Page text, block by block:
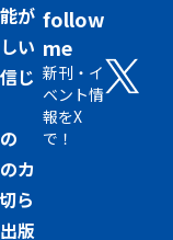
が
い
じ
カ
ら
版
follow
me
新刊・イ
ベント情
報をX
で！